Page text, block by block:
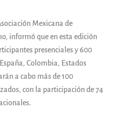
Mexicana de
informó que en esta edición
presenciales y 600
Colombia, Estados
a cabo más de 100
con la participación de 74